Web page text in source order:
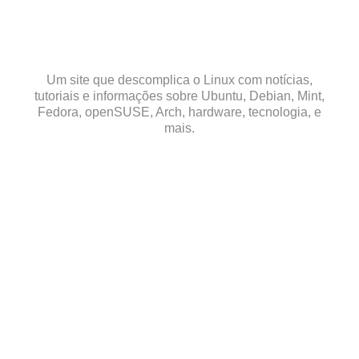
Um site que descomplica o Linux com notícias,
tutoriais e informações sobre Ubuntu, Debian, Mint,
Fedora, openSUSE, Arch, hardware, tecnologia, e
mais.